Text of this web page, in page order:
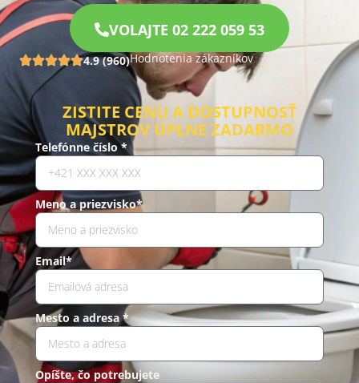
VOLAJTE 02 222 059 53
4.9 (960)Hodnotenia zákazníkov
ZISTITE CENU A DOSTUPNOSŤ
MAJSTROV ÚPLNE ZADARMO
Telefónne číslo *
Meno a priezvisko*
Email*
Mesto a adresa *
Opíšte, čo potrebujete